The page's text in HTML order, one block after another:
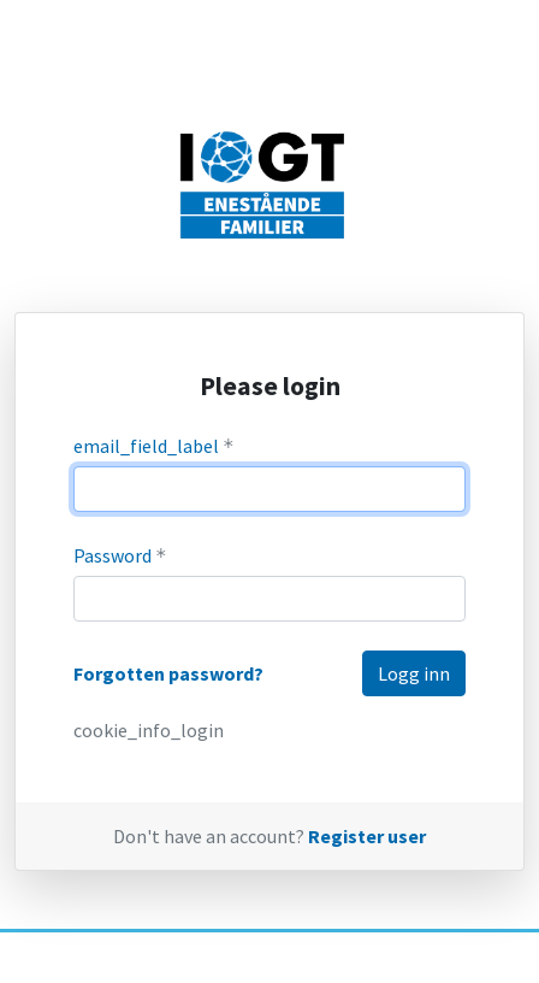
Please login
email_field_label *
Password *
Forgotten password?
cookie_info_login
Don't have an account? Register user